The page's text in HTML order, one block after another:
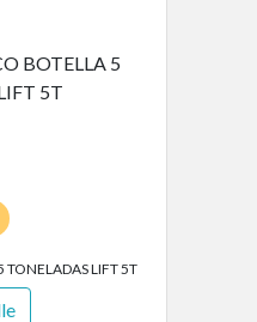
TONELADAS LIFT 5T